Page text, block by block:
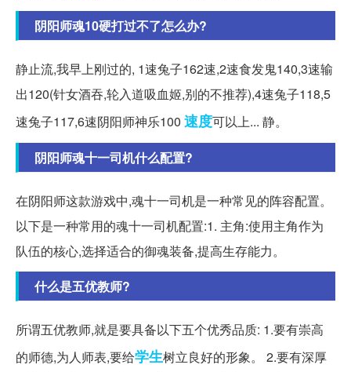
阴阳师魂10硬打过不了怎么办?
静止流,我早上刚过的, 1速兔子162速,2速食发鬼140,3速输
出120(针女酒吞,轮入道吸血姬,别的不推荐),4速兔子118,5
速兔子117,6速阴阳师神乐100 速度可以上... 静。
阴阳师魂十一司机什么配置?
在阴阳师这款游戏中,魂十一司机是一种常见的阵容配置。
以下是一种常用的魂十一司机配置:1. 主角:使用主角作为
队伍的核心,选择适合的御魂装备,提高生存能力。
什么是五优教师?
所谓五优教师,就是要具备以下五个优秀品质: 1.要有崇高
的师德,为人师表,要给学生树立良好的形象。 2.要有深厚